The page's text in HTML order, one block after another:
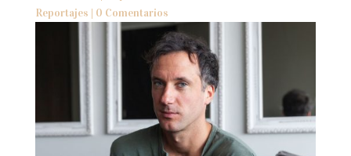
Reportajes | 0 Comentarios